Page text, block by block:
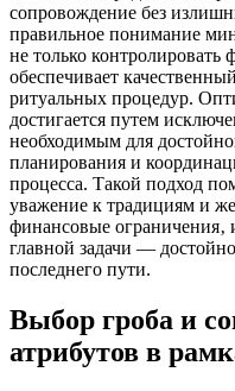
сопровождение без
правильное понимание
не только контролировать
обеспечивает
ритуальных процедур.
достигается путем
необходимым для
планирования и
процесса. Такой подход
уважение к традициям и
финансовые ограничения‚
главной задачи —
последнего пути.
Выбор гроба и
атрибутов в